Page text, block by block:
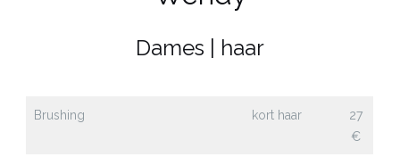
Dames | haar
Brushing kort haar
27
€